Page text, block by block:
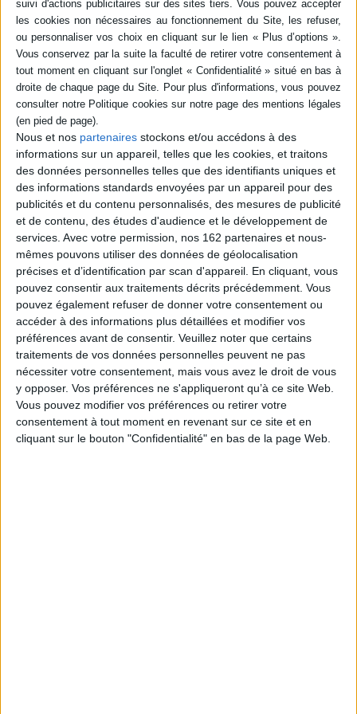
Nous et nos partenaires stockons et/ou accédons à des
informations sur un appareil, telles que les cookies, et traitons
des données personnelles telles que des identifiants uniques et
des informations standards envoyées par un appareil pour des
publicités et du contenu personnalisés, des mesures de publicité
et de contenu, des études d'audience et le développement de
services. Avec votre permission, nos 162 partenaires et nous-
mêmes pouvons utiliser des données de géolocalisation
précises et d’identification par scan d'appareil. En cliquant, vous
pouvez consentir aux traitements décrits précédemment. Vous
pouvez également refuser de donner votre consentement ou
accéder à des informations plus détaillées et modifier vos
préférences avant de consentir. Veuillez noter que certains
traitements de vos données personnelles peuvent ne pas
nécessiter votre consentement, mais vous avez le droit de vous
y opposer. Vos préférences ne s'appliqueront qu’à ce site Web.
Vous pouvez modifier vos préférences ou retirer votre
consentement à tout moment en revenant sur ce site et en
cliquant sur le bouton "Confidentialité" en bas de la page Web.
Quatrième de couverture
C'est l'heure de la grimace ! Le moment de lire des histoires drôles,
parfois provocantes, pour le plaisir, tout en se délectant des illustrations
qui, souvent, racontent des choses que les mots ne disent pas...
Fiche Technique
Paru le : 16/04/2009
Livre disque
Auteur(s) :Non précisé.
Éditeur(s) :les 400 coups
Collection(s) :Grimace
Contributeur(s) :
Auteur : Anne Villeneuve - Auteur : Carole Tremblay -
Illustrateur : Céline Malépart - Auteur : Pierrette Dubé - Illustrateur :
Caroline Hamel - Auteur : - Illustrateur : Pierre Pratt - Auteur : - Illustrateur :
Stéphane Poulin - Auteur : Jean-Pierre Davidts - Illustrateur : Josée
Bisaillon
Série(s) :Non précisé.
ISBN : 978-2-84596-103-6
EAN13 : 9782845961036
Reliure :Cartonné
Pages :
Hauteur: 29.0 cm / Largeur 22.0 cm